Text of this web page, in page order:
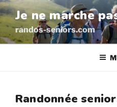
Aller
au
contenu
principal
Je ne marche
randos-seniors.com
Randonnée